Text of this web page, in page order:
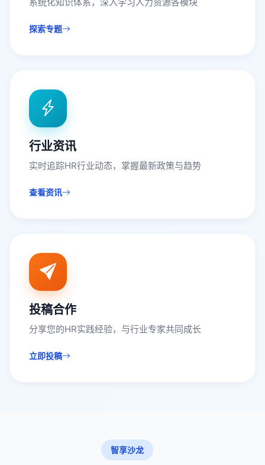
探索专题
行业资讯
实时追踪HR行业动态，掌握最新政策与趋势
查看资讯
投稿合作
分享您的HR实践经验，与行业专家共同成长
立即投稿
智享沙龙